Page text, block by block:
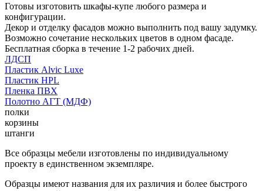
Готовы изготовить шкафы-купе любого размера и
конфигурации.
Декор и отделку фасадов можно выполнить под вашу задумку.
Возможно сочетание нескольких цветов в одном фасаде.
Бесплатная сборка в течение 1-2 рабочих дней.
ЛДСП
Пластик Alvic Luxe
Пластик HPL
Пленка ПВХ
Полотно АГТ (МДФ)
полки
корзины
штанги
Все образцы мебели изготовлены по индивидуальному
проекту в единственном экземпляре.
Образцы имеют названия для их различия и более быстрого